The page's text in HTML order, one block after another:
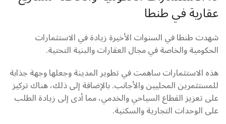
عقارية في طنطا
شهدت طنطا في السنوات الأخيرة زيادة في الاستثمارات
الحكومية والخاصة في مجال العقارات والبنية التحتية.
هذه الاستثمارات ساهمت في تطوير المدينة وجعلها وجهة جذابة
للمستثمرين المحليين والأجانب. بالإضافة إلى ذلك، هناك تركيز
على تعزيز القطاع السياحي والخدمي، مما أدى إلى زيادة الطلب
على الوحدات التجارية والسكنية.